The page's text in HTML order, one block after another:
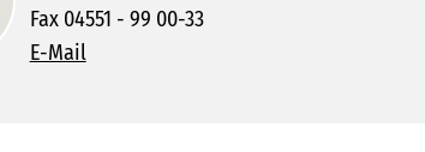
Fax 04551 - 99 00-33
E-Mail